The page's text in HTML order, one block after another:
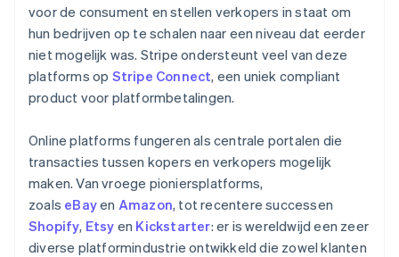
voor de consument en stellen verkopers in staat om
hun bedrijven op te schalen naar een niveau dat eerder
niet mogelijk was. Stripe ondersteunt veel van deze
platforms op Stripe Connect, een uniek compliant
product voor platformbetalingen.
Online platforms fungeren als centrale portalen die
transacties tussen kopers en verkopers mogelijk
maken. Van vroege pioniersplatforms,
zoals eBayen Amazon, tot recentere successen
Shopify, Etsy en Kickstarter: er is wereldwijd een zeer
diverse platformindustrie ontwikkeld die zowel klanten